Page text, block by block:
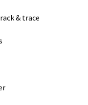
& trace